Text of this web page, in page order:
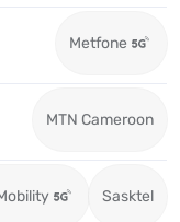
Metfone
MTN Cameroon
Sasktel